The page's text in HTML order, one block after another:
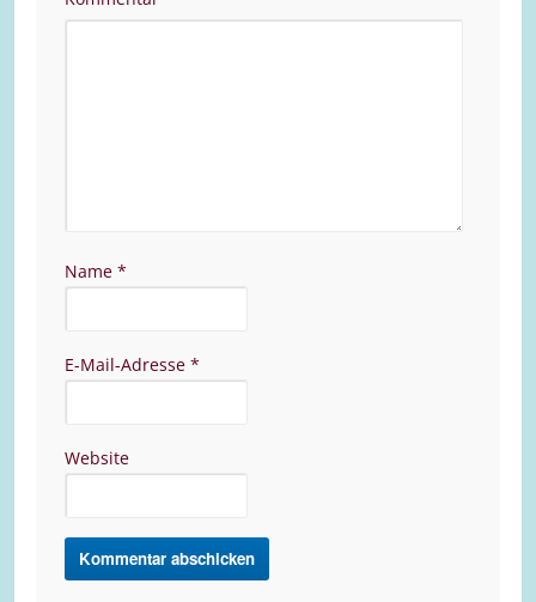
Name *
E-Mail-Adresse *
Website